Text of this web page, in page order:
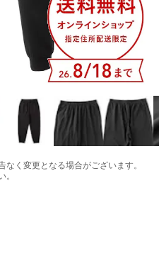
く変更となる場合がございます。
。